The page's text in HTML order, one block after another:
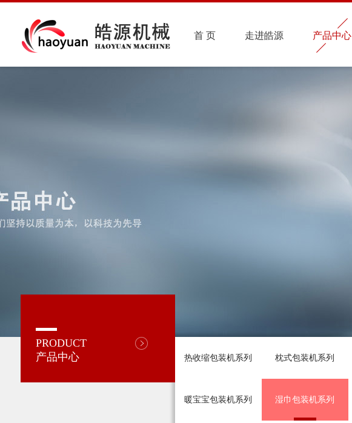
首 页 走进皓源 产品中心
PRODUCT
产品中心
热收缩包装机系列 枕式包装机系列
暖宝宝包装机系列 湿巾包装机系列